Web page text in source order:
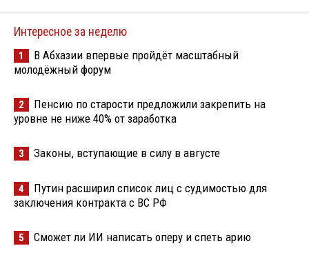
Интересное за неделю
1
В Абхазии впервые пройдёт масштабный
молодёжный форум
2
Пенсию по старости предложили закрепить на
уровне не ниже 40% от заработка
3 Законы, вступающие в силу в августе
4
Путин расширил список лиц с судимостью для
заключения контракта с ВС РФ
5 Сможет ли ИИ написать оперу и спеть арию